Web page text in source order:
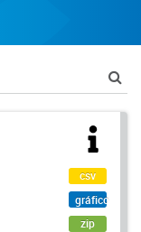
csv
gráfico
zip